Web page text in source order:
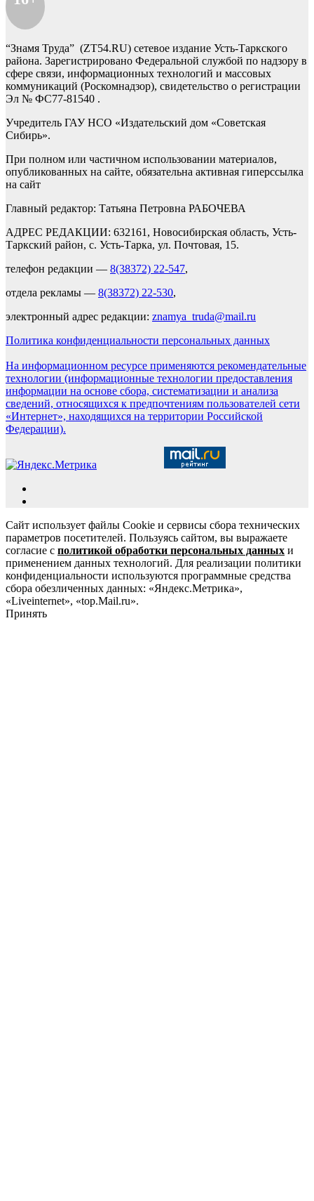
“Знамя Труда” (ZT54.RU) сетевое издание Усть-Таркского
района. Зарегистрировано Федеральной службой по надзору в
сфере связи, информационных технологий и массовых
коммуникаций (Роскомнадзор), свидетельство о регистрации
Эл № ФС77-81540 .
Учредитель ГАУ НСО «Издательский дом «Советская
Сибирь».
При полном или частичном использовании материалов,
опубликованных на сайте, обязательна активная гиперссылка
на сайт
Главный редактор: Татьяна Петровна РАБОЧЕВА
АДРЕС РЕДАКЦИИ: 632161, Новосибирская область, Усть-
Таркский район, с. Усть-Тарка, ул. Почтовая, 15.
телефон редакции — 8(38372) 22-547,
отдела рекламы — 8(38372) 22-530,
электронный адрес редакции: znamya_truda@mail.ru
Политика конфиденциальности персональных данных
На информационном ресурсе применяются рекомендательные
технологии (информационные технологии предоставления
информации на основе сбора, систематизации и анализа
сведений, относящихся к предпочтениям пользователей сети
«Интернет», находящихся на территории Российской
Федерации).
Сайт использует файлы Cookie и сервисы сбора технических
параметров посетителей. Пользуясь сайтом, вы выражаете
согласие с политикой обработки персональных данных и
применением данных технологий. Для реализации политики
конфиденциальности используются программные средства
сбора обезличенных данных: «Яндекс.Метрика»,
«Liveinternet», «top.Mail.ru».
Принять